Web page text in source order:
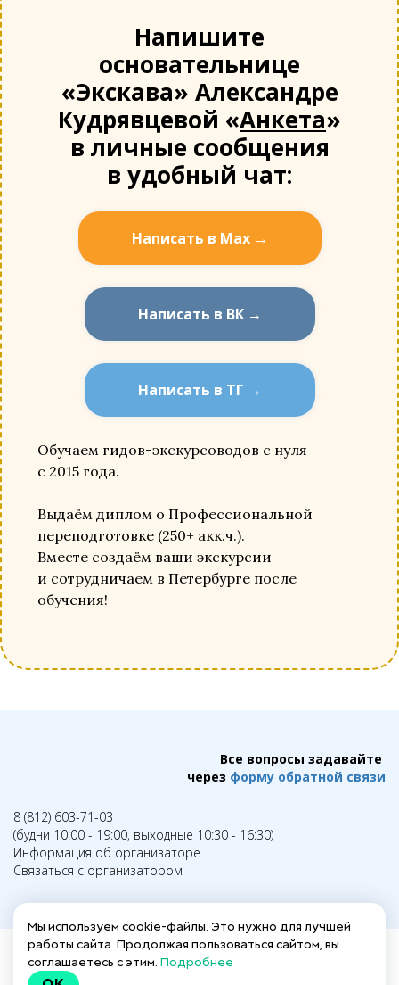
Напишите
основательнице
«Экскава» Александре
Кудрявцевой «Анкета»
в личные сообщения
в удобный чат:
Написать в Мах →
Написать в ВК →
Написать в ТГ →
Обучаем гидов-экскурсоводов с нуля
с 2015 года.
Выдаём диплом о Профессиональной
переподготовке (250+ акк.ч.).
Вместе создаём ваши экскурсии
и сотрудничаем в Петербурге после
обучения!
Все вопросы задавайте
через форму обратной связи
8 (812) 603-71-03
(будни 10:00 - 19:00, выходные 10:30 - 16:30)
Информация об организаторе
Связаться с организатором
Мы используем cookie-файлы. Это нужно для лучшей
работы сайта. Продолжая пользоваться сайтом, вы
соглашаетесь с этим. Подробнее